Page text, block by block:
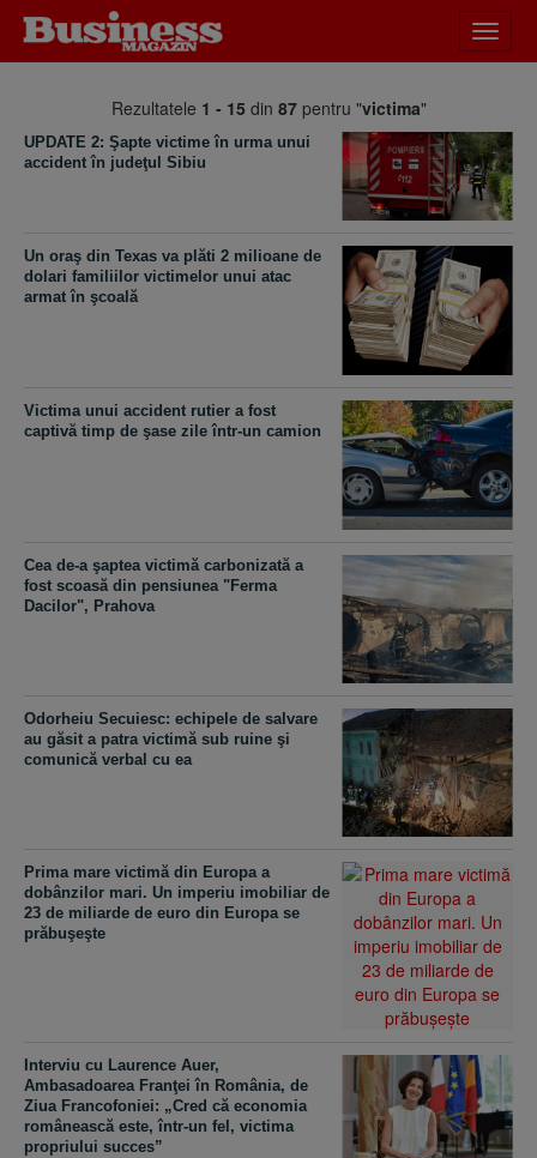
meniu
Rezultatele 1 - 15 din 87pentru "victima"
UPDATE 2: Şapte victime în urma unui
accident în judeţul Sibiu
Un oraş din Texas va plăti 2 milioane de
dolari familiilor victimelor unui atac
armat în şcoală
Victima unui accident rutier a fost
captivă timp de şase zile într-un camion
Cea de-a şaptea victimă carbonizată a
fost scoasă din pensiunea "Ferma
Dacilor", Prahova
Odorheiu Secuiesc: echipele de salvare
au găsit a patra victimă sub ruine şi
comunică verbal cu ea
Prima mare victimă din Europa a
dobânzilor mari. Un imperiu imobiliar de
23 de miliarde de euro din Europa se
prăbuşeşte
Interviu cu Laurence Auer,
Ambasadoarea Franţei în România, de
Ziua Francofoniei: „Cred că economia
românească este, într-un fel, victima
propriului succes”